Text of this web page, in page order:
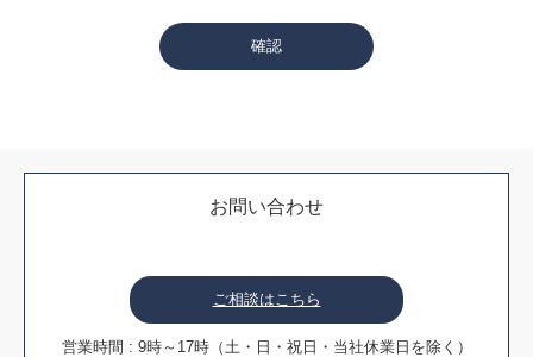
お問い合わせ
ご相談はこちら
営業時間 : 9時～17時（土・日・祝日・当社休業日を除く）